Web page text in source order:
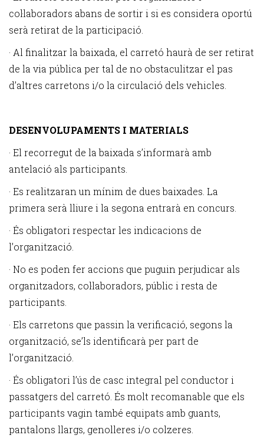
col·laboradors abans de sortir i si es considera oportú
serà retirat de la participació.
· Al finalitzar la baixada, el carretó haurà de ser retirat
de la via pública per tal de no obstaculitzar el pas
d’altres carretons i/o la circulació dels vehicles.
DESENVOLUPAMENTS I MATERIALS
· El recorregut de la baixada s’informarà amb
antelació als participants.
· Es realitzaran un mínim de dues baixades. La
primera serà lliure i la segona entrarà en concurs.
· És obligatori respectar les indicacions de
l’organització.
· No es poden fer accions que puguin perjudicar als
organitzadors, col·laboradors, públic i resta de
participants.
· Els carretons que passin la verificació, segons la
organització, se’ls identificarà per part de
l’organització.
· És obligatori l’ús de casc integral pel conductor i
passatgers del carretó. És molt recomanable que els
participants vagin també equipats amb guants,
pantalons llargs, genolleres i/o colzeres.